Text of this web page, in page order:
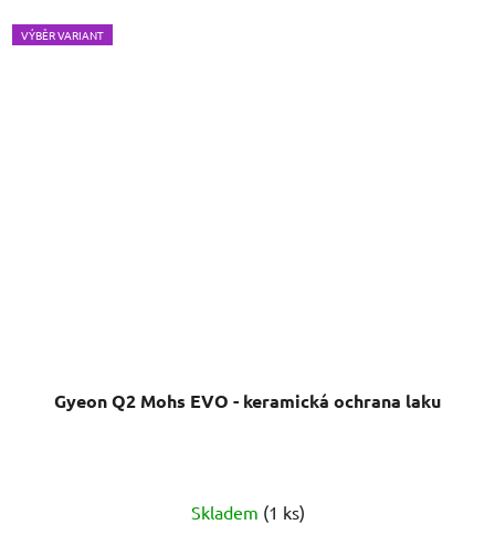
VÝBĚR VARIANT
Gyeon Q2 Mohs EVO - keramická ochrana laku
hodnocení
Skladem (1 ks)